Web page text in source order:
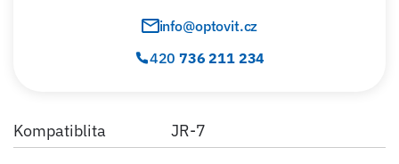
Kompatiblita JR-7
info@optovit.cz
420736 211 234